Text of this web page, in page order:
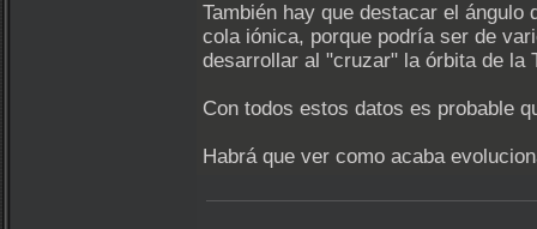
También hay que destacar el
cola iónica, porque podría ser de
desarrollar al "cruzar" la órbita de la
Con todos estos datos es probable
Habrá que ver como acaba